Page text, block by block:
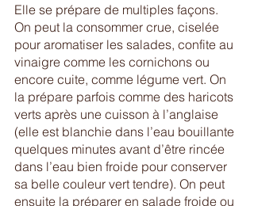
Elle se prépare de multiples façons.
On peut la consommer crue, ciselée
pour aromatiser les salades, confite au
vinaigre comme les cornichons ou
encore cuite, comme légume vert. On
la prépare parfois comme des haricots
verts après une cuisson à l’anglaise
(elle est blanchie dans l’eau bouillante
quelques minutes avant d’être rincée
dans l’eau bien froide pour conserver
sa belle couleur vert tendre). On peut
ensuite la préparer en salade froide ou